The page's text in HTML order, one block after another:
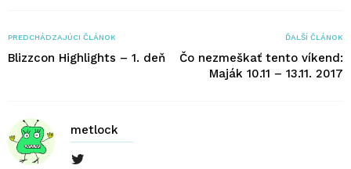
PREDCHÁDZAJÚCI ČLÁNOK
Blizzcon Highlights – 1. deň
ĎALŠÍ ČLÁNOK
Čo nezmeškať tento víkend:
Maják 10.11 – 13.11. 2017
metlock